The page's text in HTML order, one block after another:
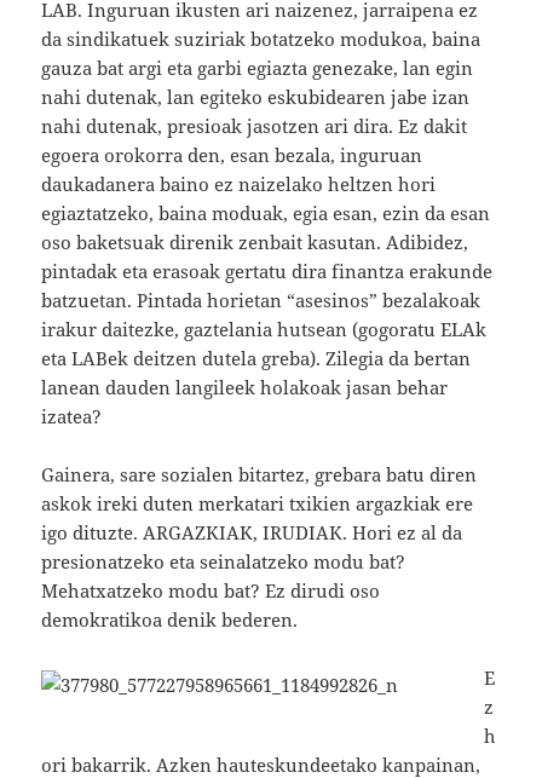
LAB. Inguruan ikusten ari naizenez, jarraipena ez
da sindikatuek suziriak botatzeko modukoa, baina
gauza bat argi eta garbi egiazta genezake, lan egin
nahi dutenak, lan egiteko eskubidearen jabe izan
nahi dutenak, presioak jasotzen ari dira. Ez dakit
egoera orokorra den, esan bezala, inguruan
daukadanera baino ez naizelako heltzen hori
egiaztatzeko, baina moduak, egia esan, ezin da esan
oso baketsuak direnik zenbait kasutan. Adibidez,
pintadak eta erasoak gertatu dira finantza erakunde
batzuetan. Pintada horietan “asesinos” bezalakoak
irakur daitezke, gaztelania hutsean (gogoratu ELAk
eta LABek deitzen dutela greba). Zilegia da bertan
lanean dauden langileek holakoak jasan behar
izatea?
Gainera, sare sozialen bitartez, grebara batu diren
askok ireki duten merkatari txikien argazkiak ere
igo dituzte. ARGAZKIAK, IRUDIAK. Hori ez al da
presionatzeko eta seinalatzeko modu bat?
Mehatxatzeko modu bat? Ez dirudi oso
demokratikoa denik bederen.
E
z
h
ori bakarrik. Azken hauteskundeetako kanpainan,